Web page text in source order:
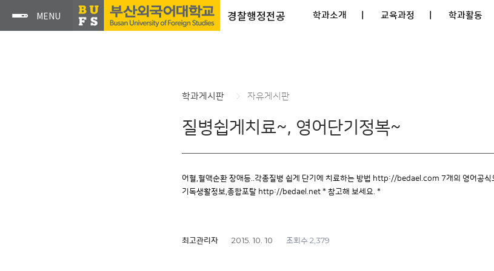
경찰행정전공 학과소개 | 교육과정 | 학과활동
학과게시판 자유게시판
질병쉽게치료~, 영어단기정복~
어혈,혈액순환 장애등..각종질병 쉽게 단기에 치료하는 방법 http://bedael.com 7개의 영어공
기독생활정보,종합포탈 http://bedael.net * 참고해 보세요. *
최고관리자 2015. 10. 10 조회수 2,379